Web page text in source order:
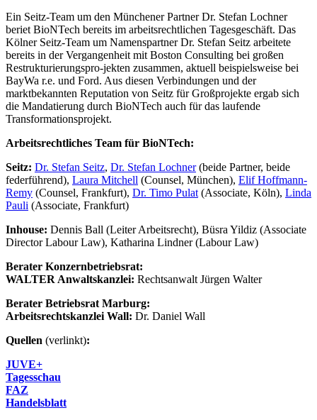
Ein Seitz-Team um den Münchener Partner Dr. Stefan Lochner
beriet BioNTech bereits im arbeitsrechtlichen Tagesgeschäft. Das
Kölner Seitz-Team um Namenspartner Dr. Stefan Seitz arbeitete
bereits in der Vergangenheit mit Boston Consulting bei großen
Restrukturierungspro-jekten zusammen, aktuell beispielsweise bei
BayWa r.e. und Ford. Aus diesen Verbindungen und der
marktbekannten Reputation von Seitz für Großprojekte ergab sich
die Mandatierung durch BioNTech auch für das laufende
Transformationsprojekt.
Arbeitsrechtliches Team für BioNTech:
Seitz: Dr. Stefan Seitz, Dr. Stefan Lochner(beide Partner, beide
federführend), Laura Mitchell (Counsel, München), Elif Hoffmann-
Remy (Counsel, Frankfurt), Dr. Timo Pulat (Associate, Köln), Linda
Pauli (Associate, Frankfurt)
Inhouse: Dennis Ball (Leiter Arbeitsrecht), Büsra Yildiz (Associate
Director Labour Law), Katharina Lindner (Labour Law)
Berater Konzernbetriebsrat:
WALTER Anwaltskanzlei: Rechtsanwalt Jürgen Walter
Berater Betriebsrat Marburg:
Arbeitsrechtskanzlei Wall: Dr. Daniel Wall
Quellen (verlinkt):
JUVE+
Tagesschau
FAZ
Handelsblatt